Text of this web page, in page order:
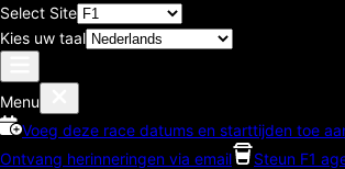
Select Site
Kies uw taal
Menu
Voeg deze race datums en starttijden toe
Ontvang herinneringen via email
Steun F1